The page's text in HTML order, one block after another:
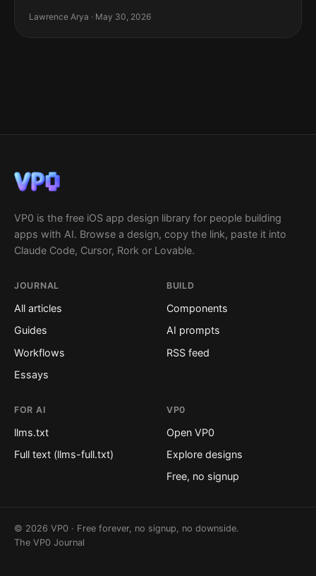
Lawrence Arya · May 30, 2026
VP0 is the free iOS app design library for people building
apps with AI. Browse a design, copy the link, paste it into
Claude Code, Cursor, Rork or Lovable.
JOURNAL
All articles
Guides
Workflows
Essays
BUILD
Components
AI prompts
RSS feed
FOR AI
llms.txt
Full text (llms-full.txt)
VP0
Open VP0
Explore designs
Free, no signup
© 2026 VP0 · Free forever, no signup, no downside.
The VP0 Journal